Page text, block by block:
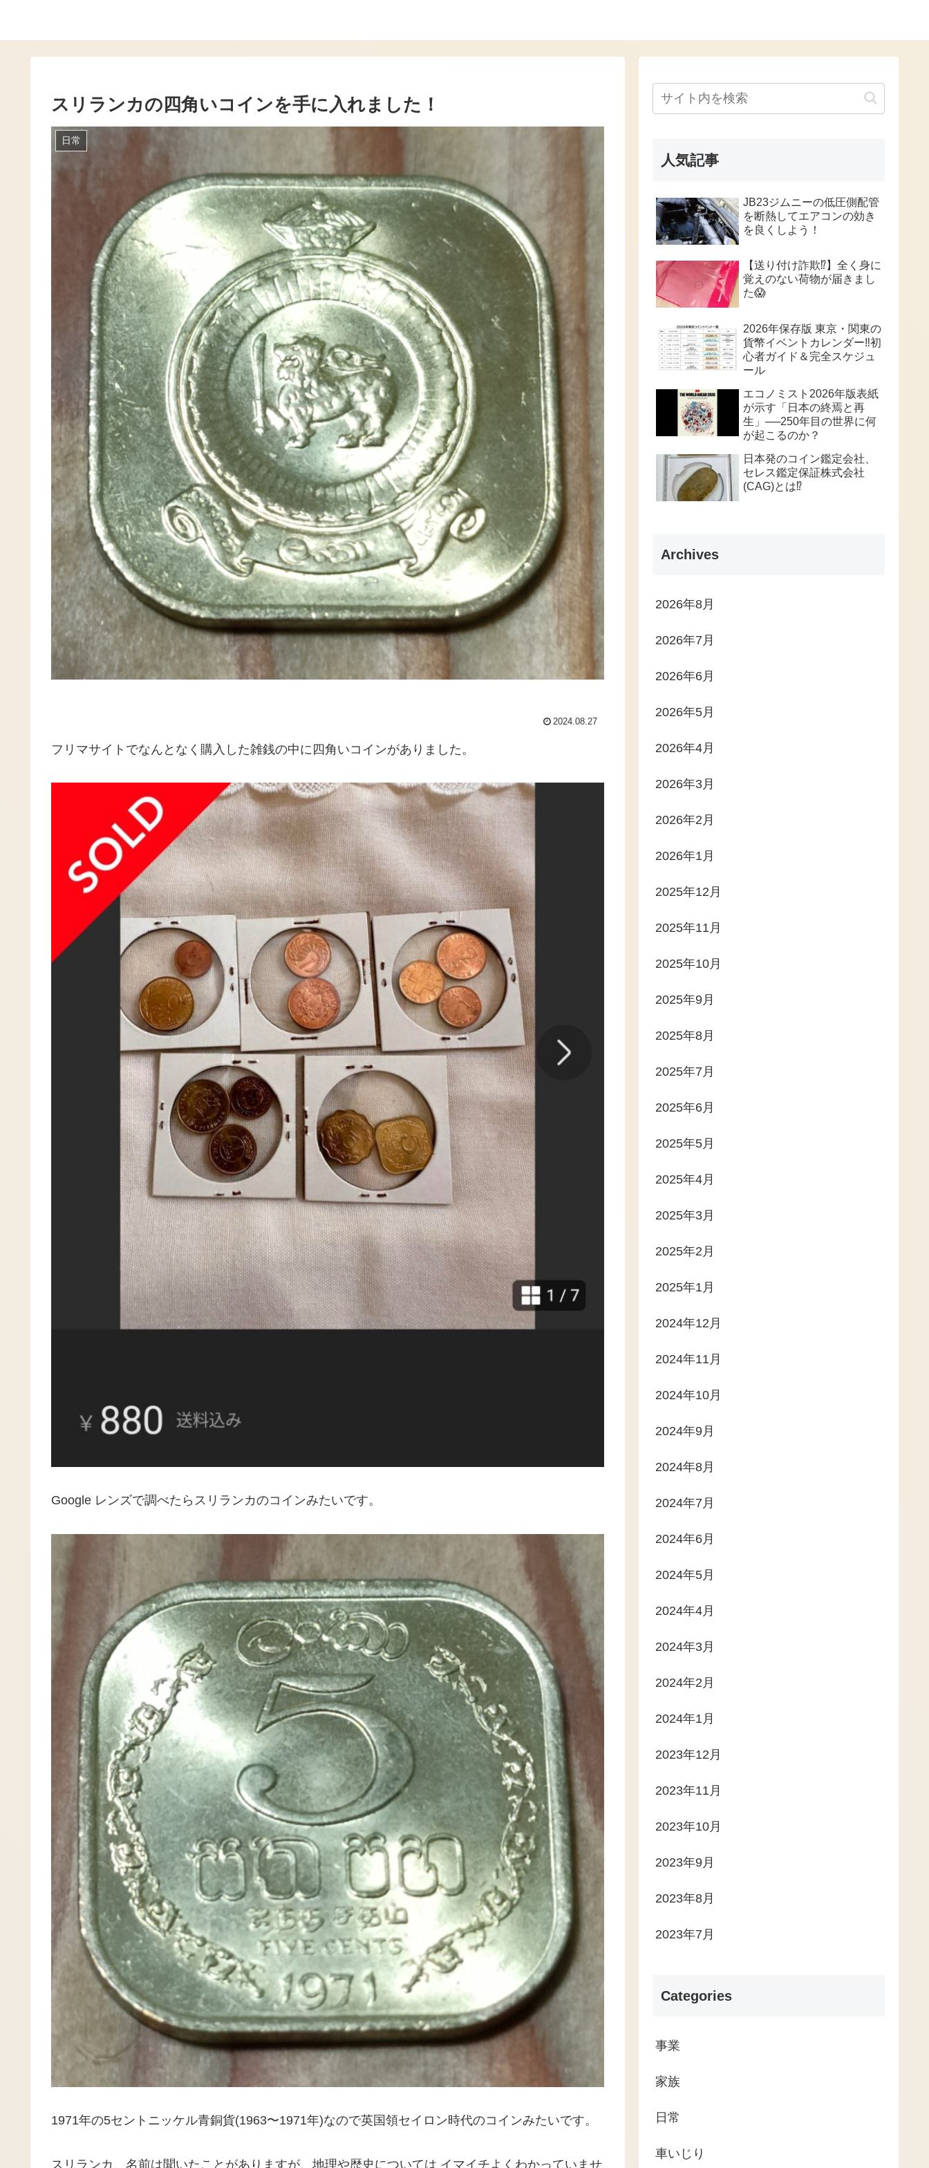
スリランカの四角いコインを手に入れました！
日常
2024.08.27
フリマサイトでなんとなく購入した雑銭の中に四角いコインがありました。
Google レンズで調べたらスリランカのコインみたいです。
1971年の5セントニッケル青銅貨(1963〜1971年)なので英国領セイロン時代のコインみたいです。
スリランカ、名前は聞いたことがありますが、地理や歴史については イマイチよくわかっていませ
人気記事
JB23ジムニーの低圧側配管
を断熱してエアコンの効き
を良くしよう！
【送り付け詐欺⁉️】全く身に
覚えのない荷物が届きまし
た😱
2026年保存版 東京・関東の
貨幣イベントカレンダー‼️初
心者ガイド＆完全スケジュ
ール
エコノミスト2026年版表紙
が示す「日本の終焉と再
生」──250年目の世界に何
が起こるのか？
日本発のコイン鑑定会社、
セレス鑑定保証株式会社
(CAG)とは⁉️
Archives
2026年8月
2026年7月
2026年6月
2026年5月
2026年4月
2026年3月
2026年2月
2026年1月
2025年12月
2025年11月
2025年10月
2025年9月
2025年8月
2025年7月
2025年6月
2025年5月
2025年4月
2025年3月
2025年2月
2025年1月
2024年12月
2024年11月
2024年10月
2024年9月
2024年8月
2024年7月
2024年6月
2024年5月
2024年4月
2024年3月
2024年2月
2024年1月
2023年12月
2023年11月
2023年10月
2023年9月
2023年8月
2023年7月
Categories
事業
家族
日常
車いじり